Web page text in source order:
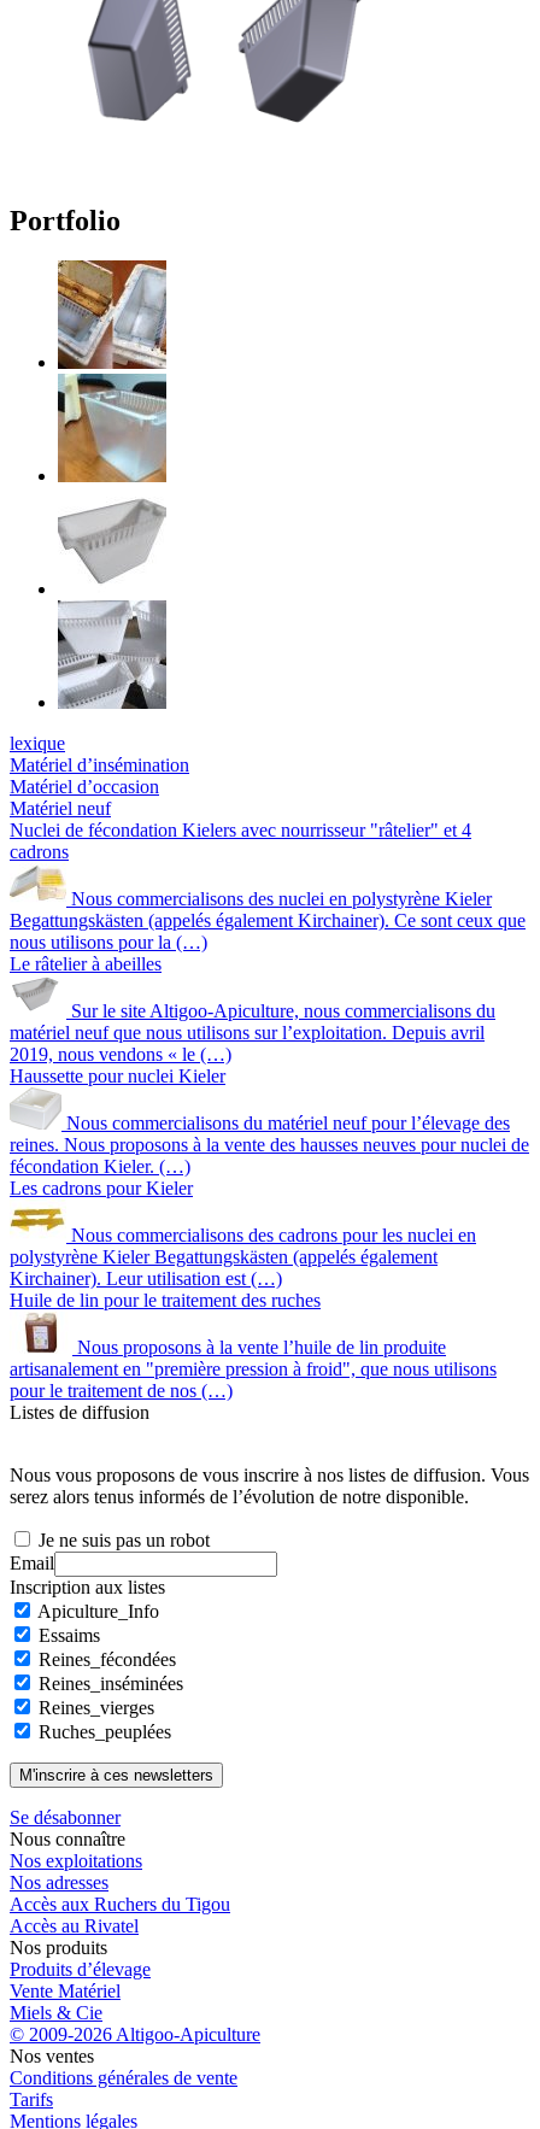
Portfolio
lexique
Matériel d’insémination
Matériel d’occasion
Matériel neuf
Nuclei de fécondation Kielers avec nourrisseur "râtelier" et 4
cadrons
Nous commercialisons des nuclei en polystyrène Kieler
Begattungskästen (appelés également Kirchainer). Ce sont ceux que
nous utilisons pour la (…)
Le râtelier à abeilles
Sur le site Altigoo-Apiculture, nous commercialisons du
matériel neuf que nous utilisons sur l’exploitation. Depuis avril
2019, nous vendons « le (…)
Haussette pour nuclei Kieler
Nous commercialisons du matériel neuf pour l’élevage des
reines. Nous proposons à la vente des hausses neuves pour nuclei de
fécondation Kieler. (…)
Les cadrons pour Kieler
Nous commercialisons des cadrons pour les nuclei en
polystyrène Kieler Begattungskästen (appelés également
Kirchainer). Leur utilisation est (…)
Huile de lin pour le traitement des ruches
Nous proposons à la vente l’huile de lin produite
artisanalement en "première pression à froid", que nous utilisons
pour le traitement de nos (…)
Listes de diffusion
Nous vous proposons de vous inscrire à nos listes de diffusion. Vous
serez alors tenus informés de l’évolution de notre disponible.
Je ne suis pas un robot
Email
Inscription aux listes
Apiculture_Info
Essaims
Reines_fécondées
Reines_inséminées
Reines_vierges
Ruches_peuplées
Se désabonner
Nous connaître
Nos exploitations
Nos adresses
Accès aux Ruchers du Tigou
Accès au Rivatel
Nos produits
Produits d’élevage
Vente Matériel
Miels & Cie
© 2009-2026 Altigoo-Apiculture
Nos ventes
Conditions générales de vente
Tarifs
Mentions légales